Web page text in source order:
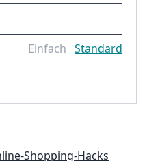
Einfach Standard
Shopping-Hacks